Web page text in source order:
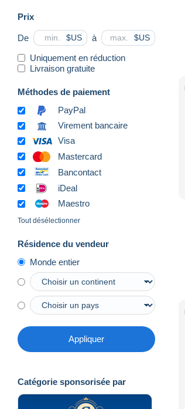
Prix
De $US à $US
Uniquement en réduction
Livraison gratuite
Méthodes de paiement
PayPal
Virement bancaire
Visa
Mastercard
Bancontact
iDeal
Maestro
Tout désélectionner
Résidence du vendeur
Monde entier
Appliquer
Catégorie sponsorisée par